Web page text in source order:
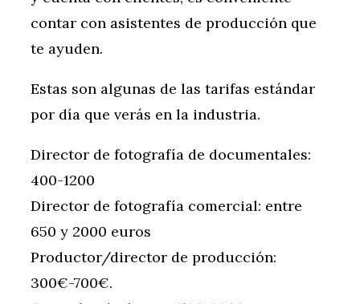
contar con asistentes de producción que
te ayuden.
Estas son algunas de las tarifas estándar
por día que verás en la industria.
Director de fotografía de documentales:
400-1200
Director de fotografía comercial: entre
650 y 2000 euros
Productor/director de producción:
300€-700€.